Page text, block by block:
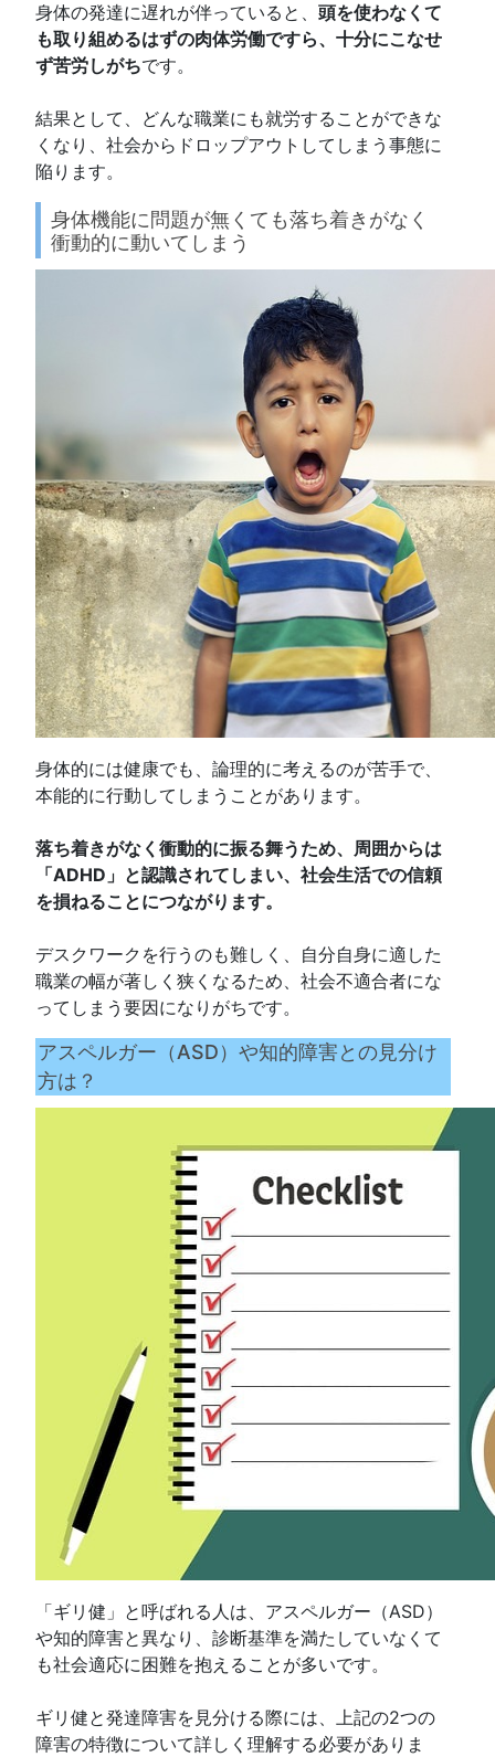
身体の発達に遅れが伴っていると、 頭を使わなくて
も取り組めるはずの肉体労働ですら、十分にこなせ
ず苦労しがちです。
結果として、どんな職業にも就労することができな
くなり、社会からドロップアウトしてしまう事態に
陥ります。
身体機能に問題が無くても落ち着きがなく
衝動的に動いてしまう
身体的には健康でも、論理的に考えるのが苦手で、
本能的に行動してしまうことがあります。
落ち着きがなく衝動的に振る舞うため、周囲からは
「ADHD」と認識されてしまい、社会生活での信頼
を損ねることにつながります。
デスクワークを行うのも難しく、自分自身に適した
職業の幅が著しく狭くなるため、社会不適合者にな
ってしまう要因になりがちです。
アスペルガー（ASD）や知的障害との見分け
方は？
「ギリ健」と呼ばれる人は、アスペルガー（ASD）
や知的障害と異なり、診断基準を満たしていなくて
も社会適応に困難を抱えることが多いです。
ギリ健と発達障害を見分ける際には、上記の2つの
障害の特徴について詳しく理解する必要がありま